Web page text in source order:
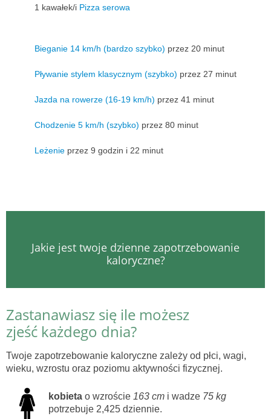
1 kawałek/i Pizza serowa
Bieganie 14 km/h (bardzo szybko) przez 20 minut
Pływanie stylem klasycznym (szybko) przez 27 minut
Jazda na rowerze (16-19 km/h) przez 41 minut
Chodzenie 5 km/h (szybko) przez 80 minut
Leżenie przez 9 godzin i 22 minut
Jakie jest twoje dzienne zapotrzebowanie
kaloryczne?
Zastanawiasz się ile możesz
zjeść każdego dnia?
Twoje zapotrzebowanie kaloryczne zależy od płci, wagi,
wieku, wzrostu oraz poziomu aktywności fizycznej.
kobieta o wzroście 163 cm i wadze 75 kg
potrzebuje 2,425 dziennie.